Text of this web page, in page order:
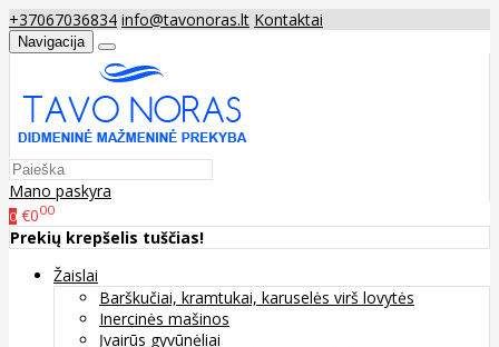
+37067036834 info@tavonoras.lt Kontaktai
Navigacija
Mano paskyra
0 €000
Prekių krepšelis tuščias!
Žaislai
Barškučiai, kramtukai, karuselės virš lovytės
Inercinės mašinos
Įvairūs gyvūnėliai